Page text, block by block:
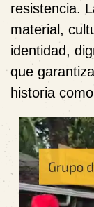
resistencia.
material,
identidad,
que
historia